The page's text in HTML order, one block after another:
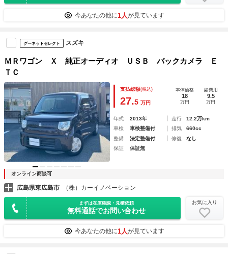
今あなたの他に1人が見ています
グーネットセレクト スズキ
ＭＲワゴン Ｘ 純正オーディオ ＵＳＢ バックカメラ Ｅ
ＴＣ
支払総額(税込)
27.5 万円
本体価格
18
万円
諸費用
9.5
万円
年式 2013年 走行
12.2万km
車検
車検整備付 排気
660cc
整備
法定整備付 修復
なし
保証
保証無
オンライン商談可
広島県東広島市 （株）カーイノベーション
まずは在庫確認・見積依頼
無料通話でお問い合わせ
お気に入り
今あなたの他に1人が見ています